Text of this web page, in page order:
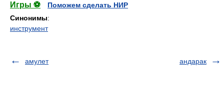
Игры ⚽
Поможем сделать НИР
Синонимы:
инструмент
амулет андарак